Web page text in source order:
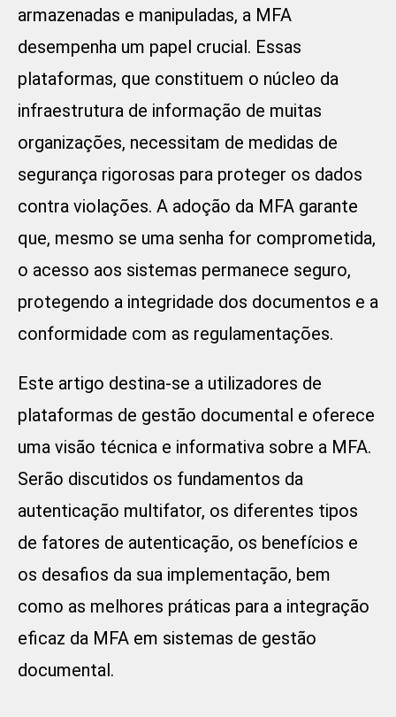
armazenadas e manipuladas, a MFA
desempenha um papel crucial. Essas
plataformas, que constituem o núcleo da
infraestrutura de informação de muitas
organizações, necessitam de medidas de
segurança rigorosas para proteger os dados
contra violações. A adoção da MFA garante
que, mesmo se uma senha for comprometida,
o acesso aos sistemas permanece seguro,
protegendo a integridade dos documentos e a
conformidade com as regulamentações.
Este artigo destina-se a utilizadores de
plataformas de gestão documental e oferece
uma visão técnica e informativa sobre a MFA.
Serão discutidos os fundamentos da
autenticação multifator, os diferentes tipos
de fatores de autenticação, os benefícios e
os desafios da sua implementação, bem
como as melhores práticas para a integração
eficaz da MFA em sistemas de gestão
documental.